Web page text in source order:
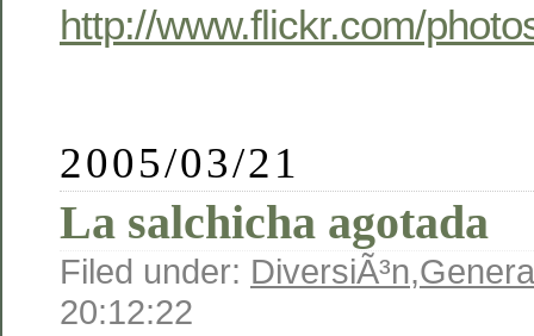
http://www.flickr.com/
2005/03/21
La salchicha agotada
Filed under: DiversiÃ³n,
20:12:22